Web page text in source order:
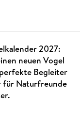
2027:
neuen Vogel
Begleiter
für Naturfreunde